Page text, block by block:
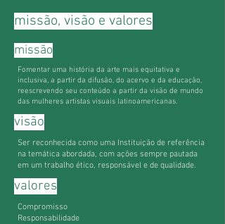
missão, visão e valores
missão
Fomentar uma história da arte mais equitativa e
inclusiva, a partir da difusão, do acervo e da educação,
reescrevendo seu conteúdo a partir da visão de mundo
das mulheres artistas visuais latinoamericanas.
visão
Ser reconhecida como uma Instituição de referência
na temática abordada, com ações sempre pautada
em um trabalho ético, responsável e de qualidade.
valores
Compromisso
Responsabilidade